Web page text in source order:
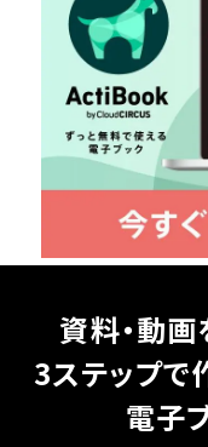
資料・動
3ステップで
電子